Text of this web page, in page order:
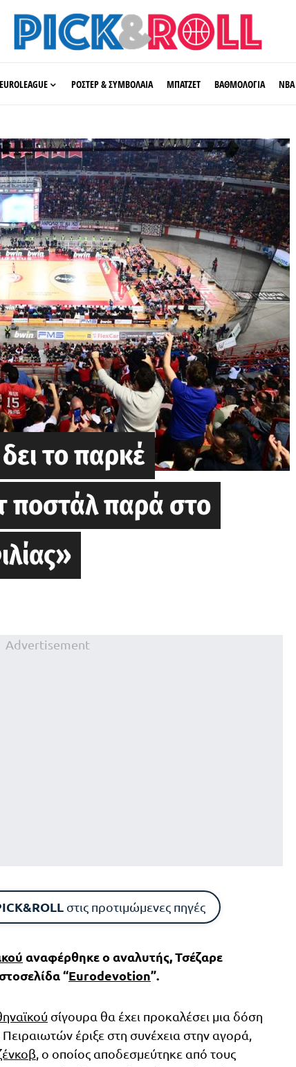
EUROLEAGUE ΡΟΣΤΕΡ & ΣΥΜΒΟΛΑΙΑ ΜΠΑΤΖΕΤ ΒΑΘΜΟΛΟΓΙΑ ΝΒΑ
το παρκέ
ποστάλ παρά στο
Advertisement
στις προτιμώμενες πηγές
αναφέρθηκε ο αναλυτής, Τσέζαρε
“Eurodevotion”.
σίγουρα θα έχει προκαλέσει μια δόση
έριξε στη συνέχεια στην αγορά,
, ο οποίος αποδεσμεύτηκε από τους